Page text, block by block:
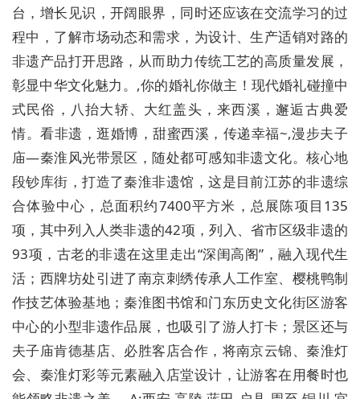
台，增长见识，开阔眼界，同时还应该在交流学习的过
程中，了解市场动态和需求，为设计、生产适销对路的
非遗产品打开思路，从而助力传统工艺的高质量发展，
彰显中华文化魅力。,你的婚礼你做主！现代婚礼碰撞中
式民俗，八抬大轿、大红盖头，来西溪，邂逅古典爱
情。看非遗，逛婚博，甜蜜西溪，传递幸福~,漫步夫子
庙—秦淮风光带景区，随处都可感知非遗文化。核心地
段钞库街，打造了秦淮非遗馆，这是目前江苏的非遗综
合体验中心，总面积约7400平方米，总展陈项目135
项，其中列入人类非遗的42项，列入、省市区级非遗的
93项，古老的非遗在这里走出“深闺高阁”，融入现代生
活；西牌坊处引进了南京刺绣传承人工作室、樱桃鸭制
作技艺体验基地；秦淮图书馆和门东历史文化街区游客
中心的小型非遗作品展，也吸引了游人打卡；景区还与
夫子庙肯德基店、必胜客店合作，将南京云锦、秦淮灯
会、秦淮灯彩等元素融入店堂设计，让游客在用餐时也